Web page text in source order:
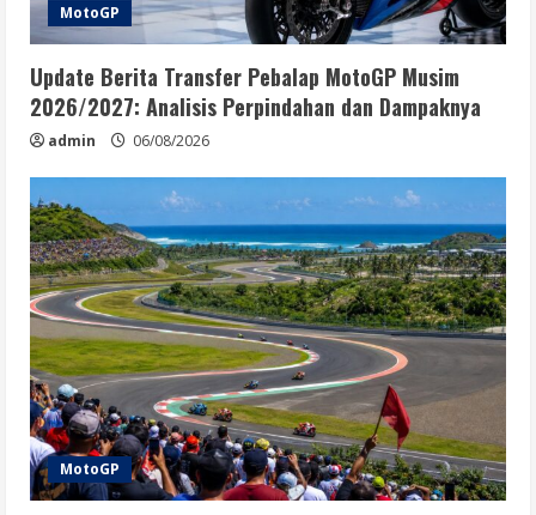
MotoGP
Update Berita Transfer Pebalap MotoGP Musim
2026/2027: Analisis Perpindahan dan Dampaknya
admin 06/08/2026
MotoGP